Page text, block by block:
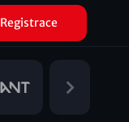
Registrace